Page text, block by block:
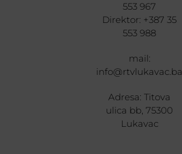
553 967
Direktor: +387 35
553 988
mail:
info@rtvlukavac.ba
Adresa: Titova
ulica bb, 75300
Lukavac